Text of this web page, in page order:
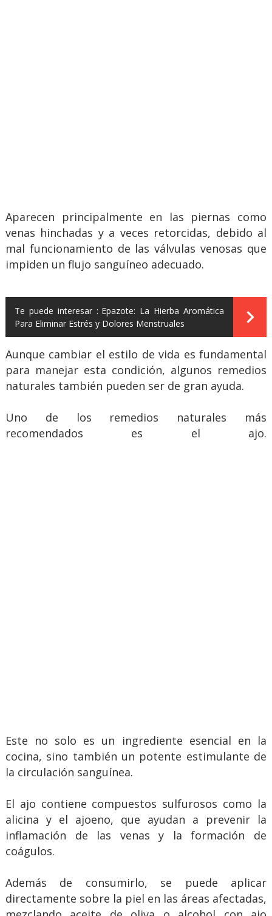
Aparecen principalmente en las piernas como
venas hinchadas y a veces retorcidas, debido al
mal funcionamiento de las válvulas venosas que
impiden un flujo sanguíneo adecuado.
Te puede interesar : Epazote: La Hierba Aromática
Para Eliminar Estrés y Dolores Menstruales
Aunque cambiar el estilo de vida es fundamental
para manejar esta condición, algunos remedios
naturales también pueden ser de gran ayuda.
Uno de los remedios naturales más
recomendados es el ajo.
Este no solo es un ingrediente esencial en la
cocina, sino también un potente estimulante de
la circulación sanguínea.
El ajo contiene compuestos sulfurosos como la
alicina y el ajoeno, que ayudan a prevenir la
inflamación de las venas y la formación de
coágulos.
Además de consumirlo, se puede aplicar
directamente sobre la piel en las áreas afectadas,